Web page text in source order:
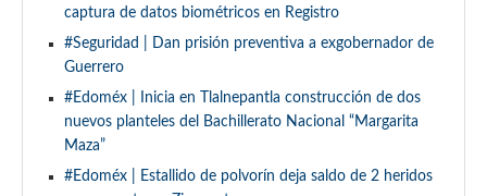
captura de datos biométricos en Registro
#Seguridad | Dan prisión preventiva a exgobernador de
Guerrero
#Edoméx | Inicia en Tlalnepantla construcción de dos
nuevos planteles del Bachillerato Nacional “Margarita
Maza”
#Edoméx | Estallido de polvorín deja saldo de 2 heridos